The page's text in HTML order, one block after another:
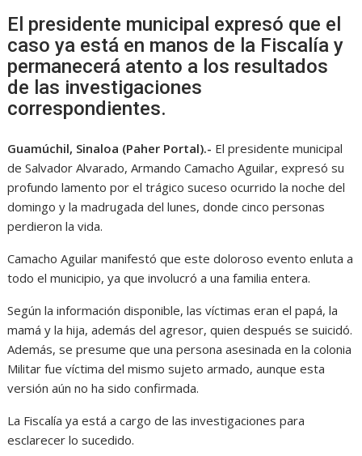
El presidente municipal expresó que el
caso ya está en manos de la Fiscalía y
permanecerá atento a los resultados
de las investigaciones
correspondientes.
Guamúchil, Sinaloa (Paher Portal).- El presidente municipal
de Salvador Alvarado, Armando Camacho Aguilar, expresó su
profundo lamento por el trágico suceso ocurrido la noche del
domingo y la madrugada del lunes, donde cinco personas
perdieron la vida.
Camacho Aguilar manifestó que este doloroso evento enluta a
todo el municipio, ya que involucró a una familia entera.
Según la información disponible, las víctimas eran el papá, la
mamá y la hija, además del agresor, quien después se suicidó.
Además, se presume que una persona asesinada en la colonia
Militar fue víctima del mismo sujeto armado, aunque esta
versión aún no ha sido confirmada.
La Fiscalía ya está a cargo de las investigaciones para
esclarecer lo sucedido.